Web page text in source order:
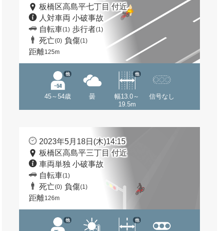
板橋区高島平七丁目 付近
人対車両 小破事故
自転車(1) 歩行者(1)
死亡(0) 負傷(1)
距離125m
45～54歳
他
曇
幅13.0～
19.5m
他
信号なし
2023年5月18日(木)14:15
板橋区高島平三丁目 付近
車両単独 小破事故
自転車(1)
死亡(0) 負傷(1)
距離126m
他 他